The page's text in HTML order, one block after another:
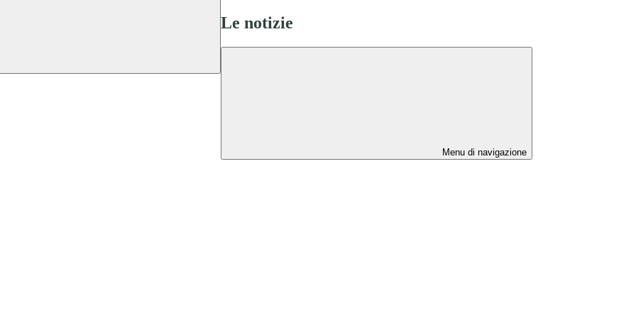
Le notizie
Menu di navigazione